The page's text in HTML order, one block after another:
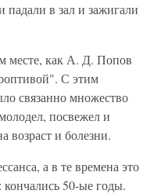
в зал и зажигали
месте, как А. Д. Попов
С этим
связанно множество
посвежел и
возраст и болезни.
а в те времена это
кончались 50-ые годы.